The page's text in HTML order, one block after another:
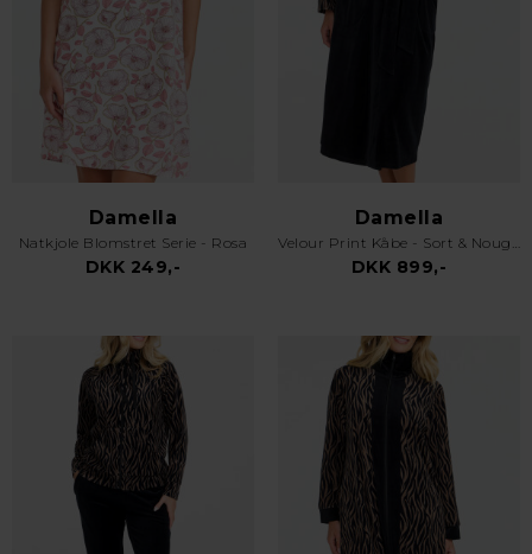
Damella
Natkjole Blomstret Serie - Rosa
DKK 249,-
Damella
Velour Print Kåbe - Sort & Nougat
DKK 899,-